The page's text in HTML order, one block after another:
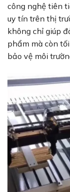
công nghệ tiên
uy tín trên thị
không chỉ giúp
phẩm mà còn
bảo vệ môi